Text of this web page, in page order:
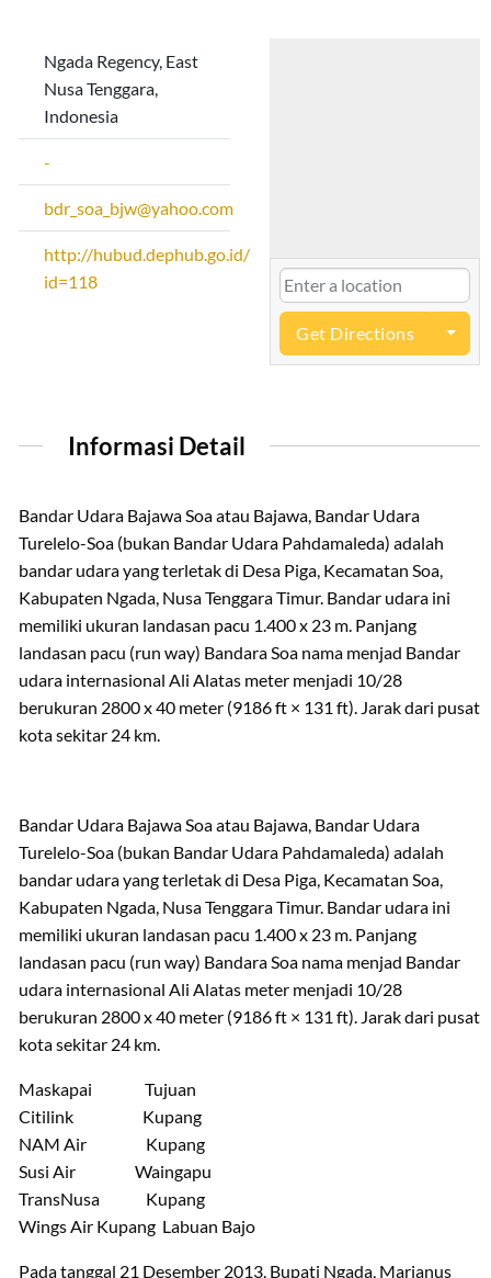
Ngada Regency, East
Nusa Tenggara,
Indonesia
-
bdr_soa_bjw@yahoo.com
http://hubud.dephub.go.id/website/BandaraDetail.php?
id=118
Get Directions
Informasi Detail
Bandar Udara Bajawa Soa atau Bajawa, Bandar Udara
Turelelo-Soa (bukan Bandar Udara Pahdamaleda) adalah
bandar udara yang terletak di Desa Piga, Kecamatan Soa,
Kabupaten Ngada, Nusa Tenggara Timur. Bandar udara ini
memiliki ukuran landasan pacu 1.400 x 23 m. Panjang
landasan pacu (run way) Bandara Soa nama menjad Bandar
udara internasional Ali Alatas meter menjadi 10/28
berukuran 2800 x 40 meter (9186 ft × 131 ft). Jarak dari pusat
kota sekitar 24 km.
Bandar Udara Bajawa Soa atau Bajawa, Bandar Udara
Turelelo-Soa (bukan Bandar Udara Pahdamaleda) adalah
bandar udara yang terletak di Desa Piga, Kecamatan Soa,
Kabupaten Ngada, Nusa Tenggara Timur. Bandar udara ini
memiliki ukuran landasan pacu 1.400 x 23 m. Panjang
landasan pacu (run way) Bandara Soa nama menjad Bandar
udara internasional Ali Alatas meter menjadi 10/28
berukuran 2800 x 40 meter (9186 ft × 131 ft). Jarak dari pusat
kota sekitar 24 km.
Maskapai Tujuan
Citilink Kupang
NAM Air Kupang
Susi Air Waingapu
TransNusa Kupang
Wings Air Kupang Labuan Bajo
Pada tanggal 21 Desember 2013, Bupati Ngada, Marianus